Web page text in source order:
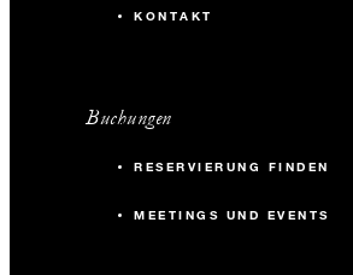
KONTAKT
Buchungen
RESERVIERUNG FINDEN
MEETINGS UND EVENTS